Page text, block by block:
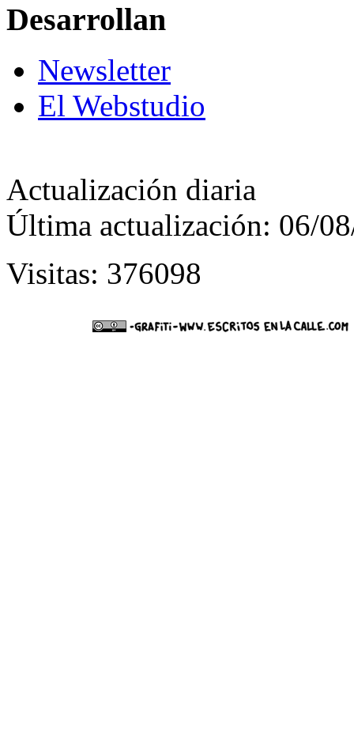
Desarrollan
Newsletter
El Webstudio
Actualización diaria
Última actualización: 06/
Visitas: 376098